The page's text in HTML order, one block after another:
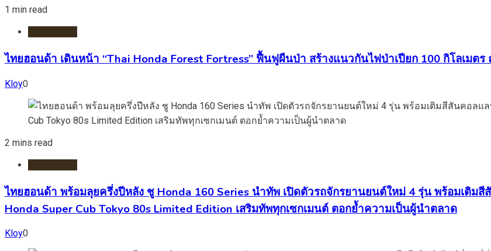
1 min read
ไทยฮอนด้า เดินหน้า “Thai Honda Forest Fortress” ฟื้นฟูผืนป่า สร้างแนวกันไฟป่าเปียก 100 กิโลเมต
Kloy0
2 mins read
ไทยฮอนด้า พร้อมลุยครึ่งปีหลัง ชู Honda 160 Series นำทัพ เปิดตัวรถจักรยานยนต์ใหม่ 4 รุ่น พร้อมเติม
Honda Super Cub Tokyo 80s Limited Edition เสริมทัพทุกเซกเมนต์ ตอกย้ำความเป็นผู้นำตลาด
Kloy0